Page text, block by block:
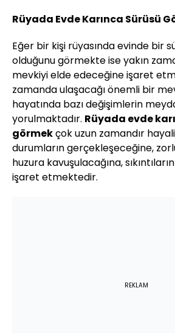
Rüyada Evde Karınca Sürüsü
Eğer bir kişi rüyasında evinde bir
olduğunu görmekte ise yakın
mevkiyi elde edeceğine işaret
zamanda ulaşacağı önemli bir
hayatında bazı değişimlerin
yorulmaktadır. Rüyada evde
görmekçok uzun zamandır
durumların gerçekleşeceğine,
huzura kavuşulacağına,
işaret etmektedir.
REKLAM